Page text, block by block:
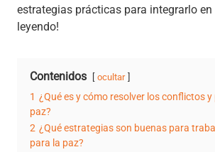
estrategias prácticas para integrarlo en
leyendo!
Contenidos ocultar
1 ¿Qué es y cómo resolver los conflictos
paz?
2 ¿Qué estrategias son buenas para
para la paz?